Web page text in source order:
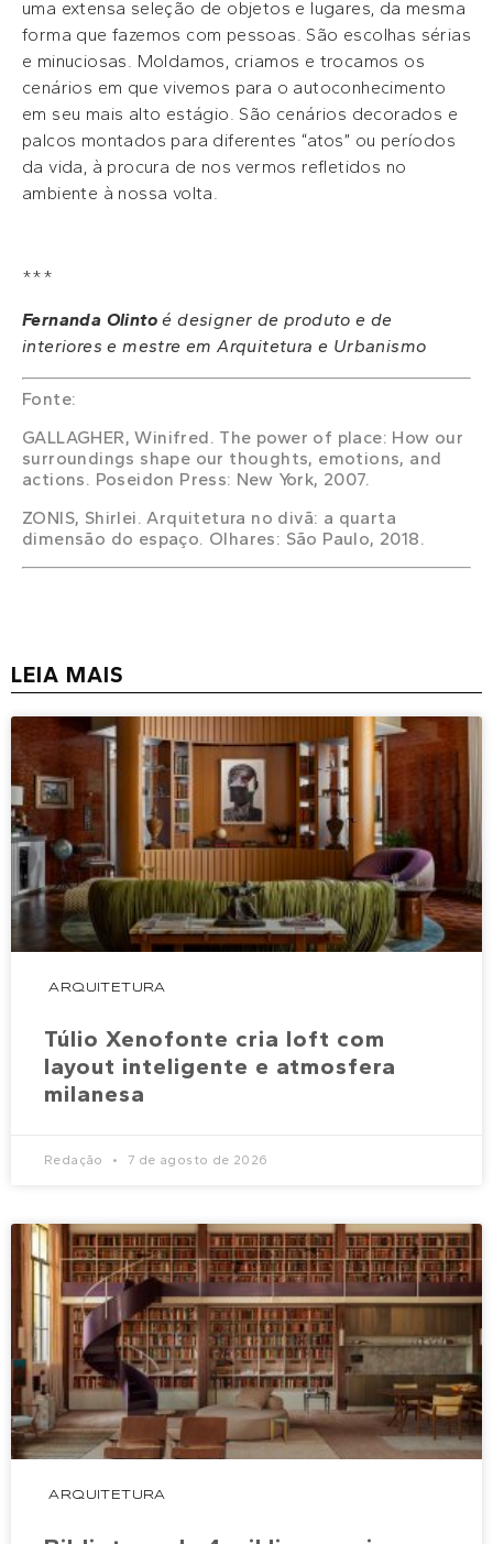
uma extensa seleção de objetos e lugares, da mesma
forma que fazemos com pessoas. São escolhas sérias
e minuciosas. Moldamos, criamos e trocamos os
cenários em que vivemos para o autoconhecimento
em seu mais alto estágio. São cenários decorados e
palcos montados para diferentes “atos” ou períodos
da vida, à procura de nos vermos refletidos no
ambiente à nossa volta.
***
Fernanda Olinto é designer de produto e de
interiores e mestre em Arquitetura e Urbanismo
Fonte:
GALLAGHER, Winifred. The power of place: How our
surroundings shape our thoughts, emotions, and
actions. Poseidon Press: New York, 2007.
ZONIS, Shirlei. Arquitetura no divã: a quarta
dimensão do espaço. Olhares: São Paulo, 2018.
LEIA MAIS
ARQUITETURA
Túlio Xenofonte cria loft com
layout inteligente e atmosfera
milanesa
Redação 7 de agosto de 2026
ARQUITETURA